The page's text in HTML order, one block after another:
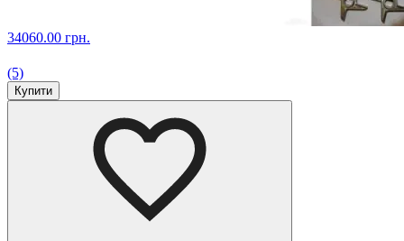
34060.00 грн.
(5)
Купити